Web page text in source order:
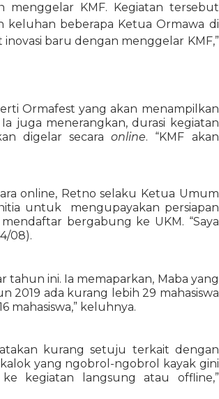
menggelar KMF. Kegiatan tersebut
keluhan beberapa Ketua Ormawa di
baru dengan menggelar KMF,”
Ormafest yang akan menampilkan
juga menerangkan, durasi kegiatan
digelar secara online. “KMF akan
online, Retno selaku Ketua Umum
untuk  mengupayakan persiapan
bergabung ke UKM. “Saya
08).
ini. Ia memaparkan, Maba yang
2019 ada kurang lebih 29 mahasiswa
mahasiswa,” keluhnya.
kurang setuju terkait dengan
yang ngobrol-ngobrol kayak gini
kegiatan langsung atau offline,”